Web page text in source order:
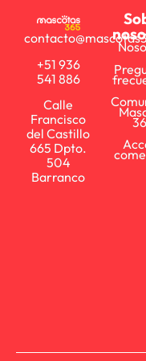
+51 936
541 886
Calle
Francisco
del Castillo
665 Dpto.
504
Barranco